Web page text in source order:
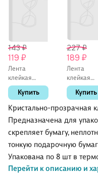
Кристально-прозрачная
Предназначена для
скрепляет бумагу,
тонкую подарочную
Упакована по 8 шт в
Длина намотки -33м
Перейти к описанию и
143 ₽
119 ₽
Лента
клейкая
прозрачная,
с цветной
втулкой, 19
мм х 33 м,
GoodMark, в
ассортименте
Купить
227 ₽
189 ₽
Лента
клейкая
48 мм х 60
м,
Купить